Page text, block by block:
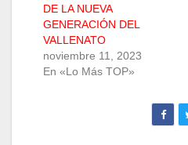
DE LA NUEVA
GENERACIÓN DEL
VALLENATO
noviembre 11, 2023
En «Lo Más TOP»